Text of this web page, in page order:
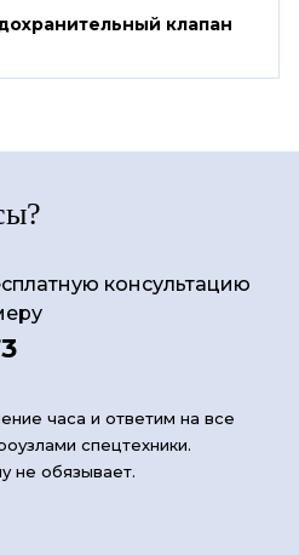
клапан
консультацию
часа и ответим на все
спецтехники.
не обязывает.